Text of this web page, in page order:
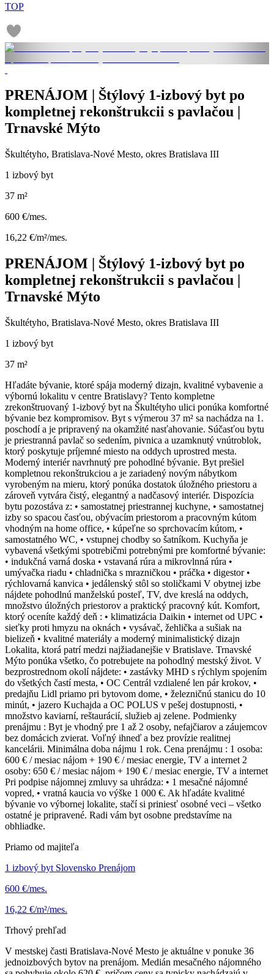
TOP
PRENÁJOM | Štýlový 1-izbový byt po
kompletnej rekonštrukcii s pavlačou |
Trnavské Mýto
Škultétyho, Bratislava-Nové Mesto, okres Bratislava III
1 izbový byt
37 m²
600 €/mes.
16,22 €/m²/mes.
PRENÁJOM | Štýlový 1-izbový byt po
kompletnej rekonštrukcii s pavlačou |
Trnavské Mýto
Škultétyho, Bratislava-Nové Mesto, okres Bratislava III
1 izbový byt
37 m²
Hľadáte bývanie, ktoré spája moderný dizajn, kvalitné vybavenie a
výbornú lokalitu v centre Bratislavy? Tento kompletne
zrekonštruovaný 1-izbový byt na Škultétyho ulici ponúka komfortné
bývanie bez kompromisov. Byt s výmerou 37 m² sa nachádza na 1.
poschodí a je pripravený na okamžité nasťahovanie. Súčasťou bytu
je priestranná pavlač so sedením, pivnica a uzamknutý vnútroblok,
ktorý poskytuje príjemné miesto na oddych uprostred mesta.
Moderný interiér navrhnutý pre pohodlné bývanie. Byt prešiel
kompletnou rekonštrukciou a je zariadený novým nábytkom
vyrobeným na mieru, ktorý ponúka dostatok úložného priestoru a
zároveň vytvára čistý, elegantný a nadčasový interiér. Dispozícia
bytu pozostáva z: • samostatnej priestrannej kuchyne, • samostatnej
izby so spacou časťou, obývacím priestorom a pracovným kútom
vhodným na home office, • kúpeľne so sprchovacím kútom, •
samostatného WC, • vstupnej chodby so šatníkom. Kuchyňa je
vybavená všetkými spotrebičmi potrebnými pre komfortné bývanie:
• indukčná varná doska • vstavaná rúra a mikrovlnná rúra •
umývačka riadu • chladnička s mrazničkou • práčka • digestor •
rýchlovarná kanvica • jedálenský stôl so stoličkami V obytnej izbe
nájdete pohodlnú manželskú posteľ, TV, dve kreslá na oddych,
množstvo úložných priestorov a praktický pracovný kút. Komfort,
ktorý oceníte každý deň : • klimatizácia Daikin • internet od UPC •
sieťky proti hmyzu na oknách • vysávač, žehlička a sušiak na
bielizeň • kvalitné materiály a moderný minimalistický dizajn
Lokalita, ktorá patrí medzi najžiadanejšie v Bratislave. Trnavské
Mýto ponúka všetko, čo potrebujete na pohodlný mestský život. V
bezprostrednom okolí nájdete: • zastávky MHD s rýchlym spojením
do všetkých častí mesta, • OC Centrál vzdialené len pár krokov, •
predajňu Lidl priamo pri bytovom dome, • železničnú stanicu do 10
minút, • jazero Kuchajda a OC POLUS v pešej dostupnosti, •
množstvo kaviarní, reštaurácií, služieb aj zelene. Podmienky
prenájmu : Byt je vhodný pre 1 až 2 osoby, nefajčiarov a záujemcov
bez domácich zvierat. Voľný ihneď a bez provízie realitnej
kancelárii. Minimálna doba nájmu 1 rok. Cena prenájmu : 1 osoba:
600 € / mesiac nájom + 190 € / mesiac energie, TV a internet 2
osoby: 650 € / mesiac nájom + 190 € / mesiac energie, TV a internet
Pri podpise nájomnej zmluvy sa uhrádza: • 1 mesačné nájomné
vopred, • vratná kaucia vo výške 1 000 €. Ak hľadáte kvalitné
bývanie vo výbornej lokalite, stačí si priniesť osobné veci – všetko
ostatné je pripravené. Radi vám byt osobne predstavíme na
obhliadke.
Priamo od majiteľa
1 izbový byt Slovensko Prenájom
600 €/mes.
16,22 €/m²/mes.
Trhový prehľad
V mestskej časti Bratislava-Nové Mesto je aktuálne v ponuke 36
jednoizbových bytov na prenájom. Medián mesačného nájomného